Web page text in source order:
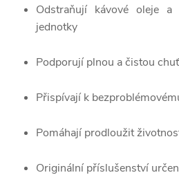
Odstraňují kávové oleje a
jednotky
Podporují plnou a čistou
Přispívají k
Pomáhají prodloužit
Originální příslušenství